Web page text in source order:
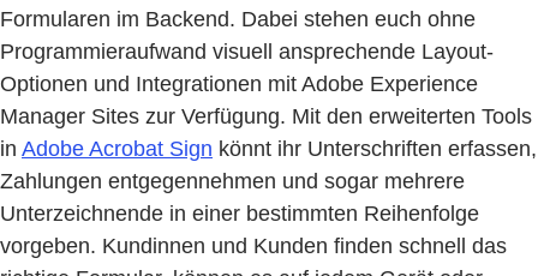
Formularen im Backend. Dabei stehen euch ohne
Programmieraufwand visuell ansprechende Layout-
Optionen und Integrationen mit Adobe Experience
Manager Sites zur Verfügung. Mit den erweiterten Tools
in Adobe Acrobat Sign könnt ihr Unterschriften erfassen,
Zahlungen entgegennehmen und sogar mehrere
Unterzeichnende in einer bestimmten Reihenfolge
vorgeben. Kundinnen und Kunden finden schnell das